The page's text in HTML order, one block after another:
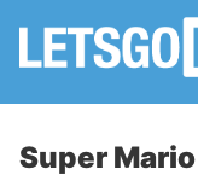
Super